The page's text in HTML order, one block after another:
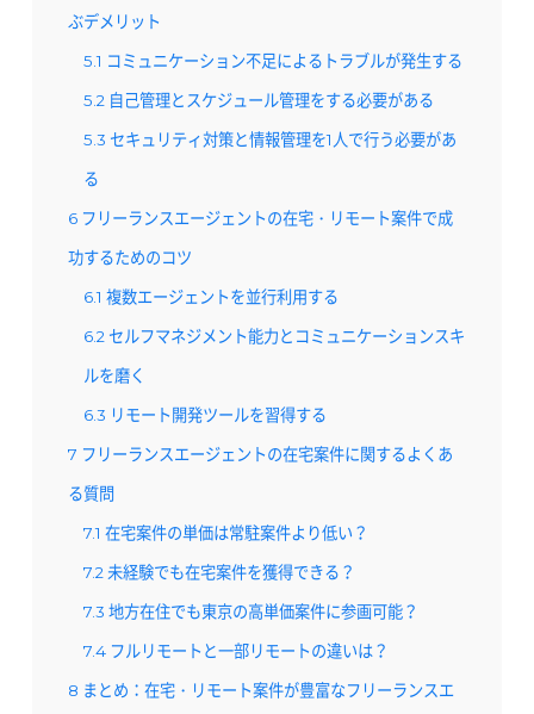
ぶデメリット
5.1 コミュニケーション不足によるトラブルが発生する
5.2 自己管理とスケジュール管理をする必要がある
5.3 セキュリティ対策と情報管理を1人で行う必要があ
る
6フリーランスエージェントの在宅・リモート案件で成
功するためのコツ
6.1 複数エージェントを並行利用する
6.2 セルフマネジメント能力とコミュニケーションスキ
ルを磨く
6.3 リモート開発ツールを習得する
7 フリーランスエージェントの在宅案件に関するよくあ
る質問
7.1 在宅案件の単価は常駐案件より低い？
7.2 未経験でも在宅案件を獲得できる？
7.3 地方在住でも東京の高単価案件に参画可能？
7.4 フルリモートと一部リモートの違いは？
8 まとめ：在宅・リモート案件が豊富なフリーランスエ